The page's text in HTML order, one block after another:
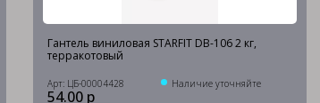
Гантель виниловая STARFIT DB-106 2 кг,
терракотовый
Арт: ЦБ-00004428 Наличие уточняйте
54.00 р